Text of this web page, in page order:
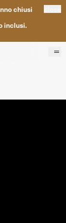
chiusi
inclusi.